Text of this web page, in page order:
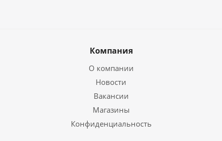
Компания
О компании
Новости
Вакансии
Магазины
Конфиденциальность